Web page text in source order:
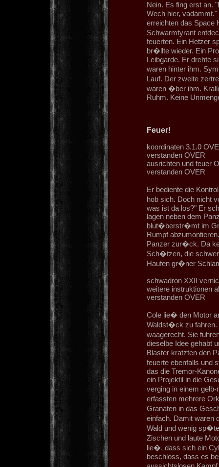
Nein. Es fing erst an.
Wech hier,
erreichten das Space
Schwarmtyrant
feuerten. Ein Hetzer
br�llte wieder. Ein
Leibgarde. Er drehte
waren hinter ihm.
Lauf. Der zweite
waren �ber ihm.
Ruhm. Keine
Feuer!
koordinaten 3.1.0
verstanden OVER
ausrichten und feuer
verstanden OVER
Er bediente die
hob sich. Doch nicht
was ist da los?" Er
lagen neben dem
blut�berstr�mt im
Rumpf
Panzer zur�ck. Da
Sch�tzen, die
Haufen gr�ner
schwadron XXII
weitere instruktionen
verstanden OVER
Cole lie� den Motor
Waldst�ck zu fahren.
waagerecht. Sie
dieselbe Idee gehabt
Blaster kratzten den
feuerte ebenfalls und
das die Tremor-
ein Projektil in die
verging in einem
erfassten mehrere
Granaten in das
einfach. Damit waren
Wald und wenig
Zischen und laute
lie�, dass sich ein
beschloss, dass es